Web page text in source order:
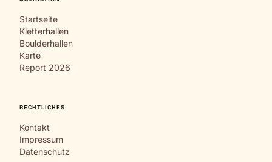
Startseite
Kletterhallen
Boulderhallen
Karte
Report 2026
RECHTLICHES
Kontakt
Impressum
Datenschutz